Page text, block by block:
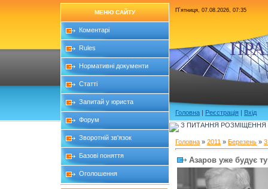
МЕНЮ САЙТУ
Коментарі
Rules
Нормативні документи
Статті
Запитай у юриста
Форум
Зворотній зв'язок
Базові поняття
Оголошення
П`ятниця, 07.08.2026, 07:35
Головна | Реєстрація | Вхід
З ПИТАННЯ РОЗМІЩЕННЯ
Головна » 2011 » Березень »
Азаров уже будує